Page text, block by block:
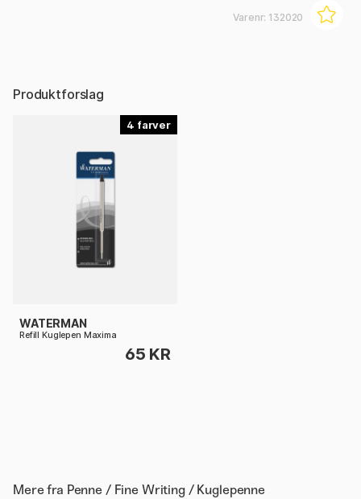
Varenr: 132020
Produktforslag
4
WATERMAN
Refill Kuglepen Maxima
65 KR
Mere fra Penne / Fine Writing / Kuglepenne